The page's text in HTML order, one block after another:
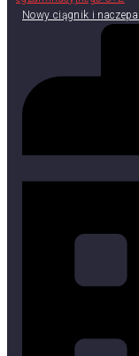
Nowy ciągnik i